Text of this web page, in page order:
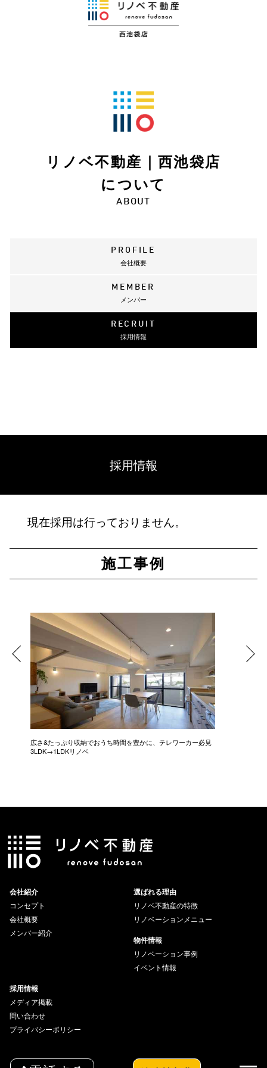
リノベ不動産｜西池袋店
について
ABOUT
PROFILE
会社概要
MEMBER
メンバー
RECRUIT
採用情報
採用情報
現在採用は行っておりません。
施工事例
広さ&たっぷり収納でおうち時間を豊かに、テレワーカー必見
3LDK→1LDKリノベ
会社紹介
コンセプト
会社概要
メンバー紹介
選ばれる理由
リノベ不動産の特徴
リノベーションメニュー
物件情報
リノベーション事例
イベント情報
採用情報
メディア掲載
問い合わせ
プライバシーポリシー